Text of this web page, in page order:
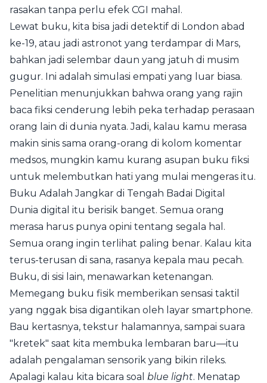
rasakan tanpa perlu efek CGI mahal.
Lewat buku, kita bisa jadi detektif di London abad
ke-19, atau jadi astronot yang terdampar di Mars,
bahkan jadi selembar daun yang jatuh di musim
gugur. Ini adalah simulasi empati yang luar biasa.
Penelitian menunjukkan bahwa orang yang rajin
baca fiksi cenderung lebih peka terhadap perasaan
orang lain di dunia nyata. Jadi, kalau kamu merasa
makin sinis sama orang-orang di kolom komentar
medsos, mungkin kamu kurang asupan buku fiksi
untuk melembutkan hati yang mulai mengeras itu.
Buku Adalah Jangkar di Tengah Badai Digital
Dunia digital itu berisik banget. Semua orang
merasa harus punya opini tentang segala hal.
Semua orang ingin terlihat paling benar. Kalau kita
terus-terusan di sana, rasanya kepala mau pecah.
Buku, di sisi lain, menawarkan ketenangan.
Memegang buku fisik memberikan sensasi taktil
yang nggak bisa digantikan oleh layar smartphone.
Bau kertasnya, tekstur halamannya, sampai suara
"kretek" saat kita membuka lembaran baru—itu
adalah pengalaman sensorik yang bikin rileks.
Apalagi kalau kita bicara soal blue light. Menatap